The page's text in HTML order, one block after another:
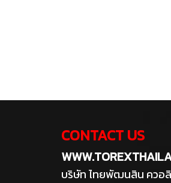
CONTACT US
บริษัท ไทยพัฒนสิน ควอ